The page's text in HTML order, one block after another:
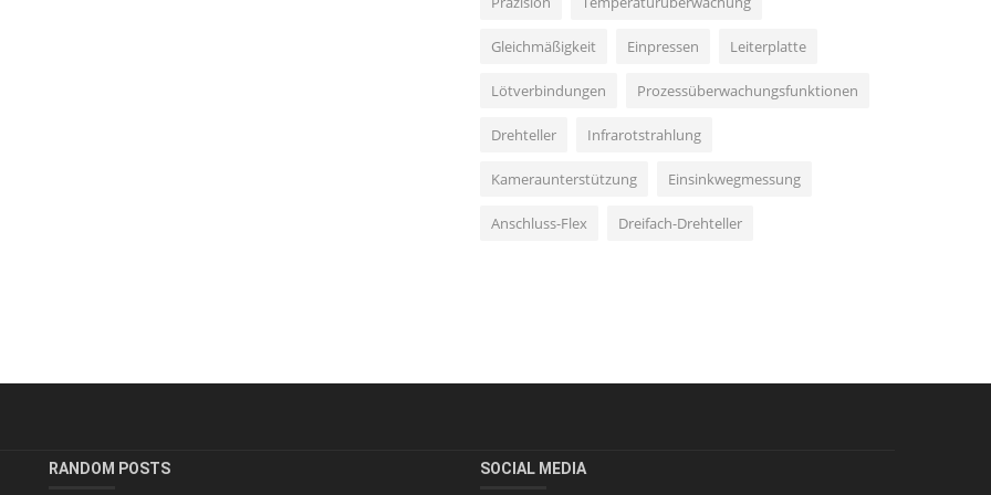
Gleichmäßigkeit Einpressen Leiterplatte
Lötverbindungen Prozessüberwachungsfunktionen
Drehteller Infrarotstrahlung
Kameraunterstützung Einsinkwegmessung
Anschluss-Flex Dreifach-Drehteller
RANDOM POSTS SOCIAL MEDIA